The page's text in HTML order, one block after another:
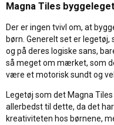
Magna Tiles
Der er ingen tvivl om, at
børn. Generelt set er
og på deres logiske sans,
så meget om mærket, som
være et motorisk sundt og
Legetøj som det Magna
allerbedst til dette, da det
kreativiteten hos børnene,